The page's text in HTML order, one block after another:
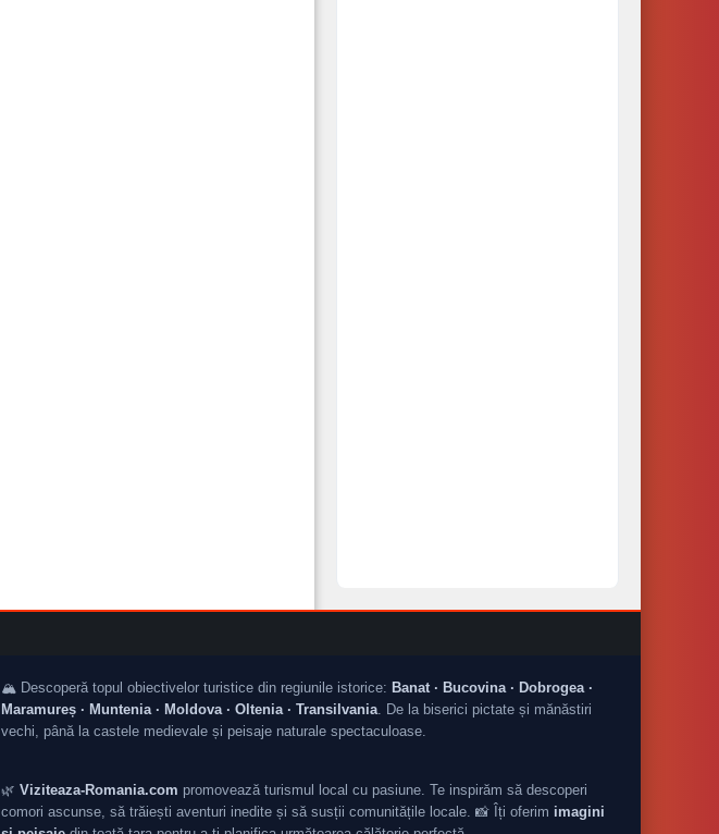
🏔️ Descoperă topul obiectivelor turistice din regiunile istorice: Banat · Bucovina · Dobrogea ·
Maramureș · Muntenia · Moldova · Oltenia · Transilvania. De la biserici pictate și mănăstiri
vechi, până la castele medievale și peisaje naturale spectaculoase.
🌿 Viziteaza-Romania.com promovează turismul local cu pasiune. Te inspirăm să descoperi
comori ascunse, să trăiești aventuri inedite și să susții comunitățile locale. 📸 Îți oferim imagini